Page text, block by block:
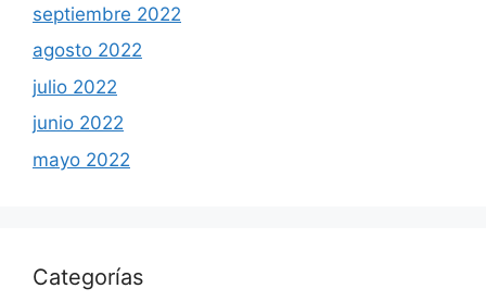
septiembre 2022
agosto 2022
julio 2022
junio 2022
mayo 2022
Categorías